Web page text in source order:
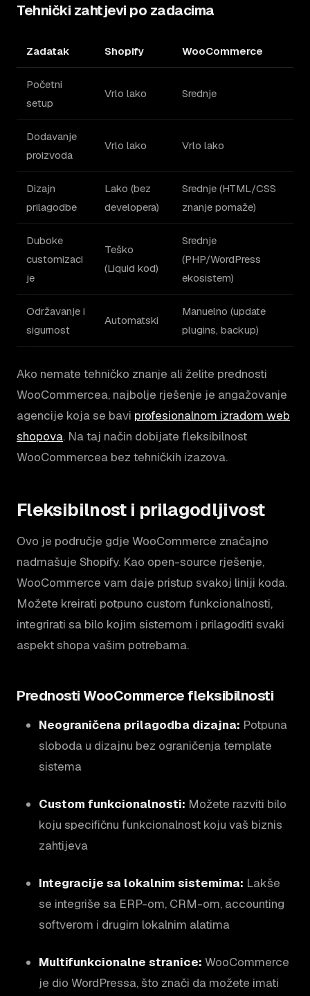
Tehnički zahtjevi po zadacima
Zadatak Shopify WooCommerce
Početni
setup
Vrlo lako Srednje
Dodavanje
proizvoda
Vrlo lako Vrlo lako
Dizajn
prilagodbe
Lako (bez
developera)
Srednje (HTML/CSS
znanje pomaže)
Duboke
customizaci
je
Teško
(Liquid kod)
Srednje
(PHP/WordPress
ekosistem)
Održavanje i
sigurnost
Automatski
Manuelno (update
plugins, backup)
Ako nemate tehničko znanje ali želite prednosti
WooCommercea, najbolje rješenje je angažovanje
agencije koja se bavi profesionalnom izradom web
shopova. Na taj način dobijate fleksibilnost
WooCommercea bez tehničkih izazova.
Fleksibilnost i prilagodljivost
Ovo je područje gdje WooCommerce značajno
nadmašuje Shopify. Kao open-source rješenje,
WooCommerce vam daje pristup svakoj liniji koda.
Možete kreirati potpuno custom funkcionalnosti,
integrirati sa bilo kojim sistemom i prilagoditi svaki
aspekt shopa vašim potrebama.
Prednosti WooCommerce fleksibilnosti
Neograničena prilagodba dizajna: Potpuna
sloboda u dizajnu bez ograničenja template
sistema
Custom funkcionalnosti: Možete razviti bilo
koju specifičnu funkcionalnost koju vaš biznis
zahtijeva
Integracije sa lokalnim sistemima: Lakše
se integriše sa ERP-om, CRM-om, accounting
softverom i drugim lokalnim alatima
Multifunkcionalne stranice: WooCommerce
je dio WordPressa, što znači da možete imati